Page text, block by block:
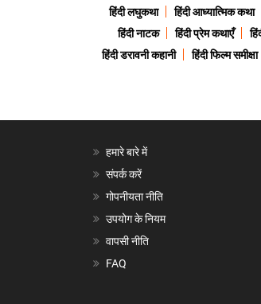
हिंदी लघुकथा हिंदी आध्यात्मिक कथा
हिंदी नाटक
हिंदी प्रेम कथाएँ
हिंदी डरावनी कहानी
हिंदी फिल्म समीक्षा
हमारे बारे में
संपर्क करें
गोपनीयता नीति
उपयोग के नियम
वापसी नीति
FAQ